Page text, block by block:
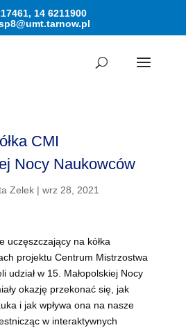
14 6211900
CMI
Nocy Naukowców
Zelek| wrz 28, 2021
uczęszczający na kółka
projektu Centrum Mistrzostwa
udział w 15. Małopolskiej Nocy
okazję przekonać się, jak
i jak wpływa ona na nasze
w interaktywnych